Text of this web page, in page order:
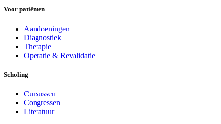
Voor patiënten
Aandoeningen
Diagnostiek
Therapie
Operatie & Revalidatie
Scholing
Cursussen
Congressen
Literatuur